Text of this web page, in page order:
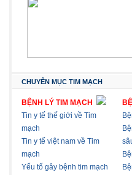
CHUYÊN MỤC TIM MẠCH
BỆNH LÝ TIM MẠCH
Tin y tế thế giới về Tim
mạch
Tin y tế việt nam về Tim
mạch
Yếu tố gây bệnh tim mạch